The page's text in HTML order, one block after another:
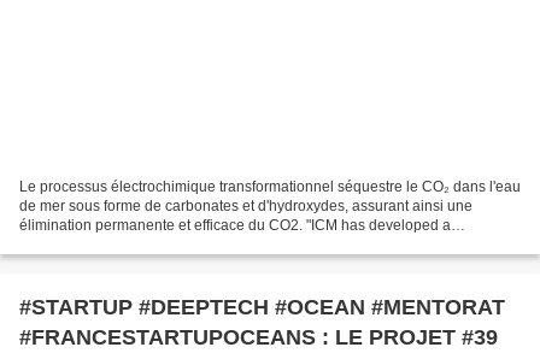
Le processus électrochimique transformationnel séquestre le CO₂ dans l'eau
de mer sous forme de carbonates et d'hydroxydes, assurant ainsi une
élimination permanente et efficace du CO2. "ICM has developed a
#STARTUP #DEEPTECH #OCEAN #MENTORAT
#FRANCESTARTUPOCEANS : LE PROJET #39